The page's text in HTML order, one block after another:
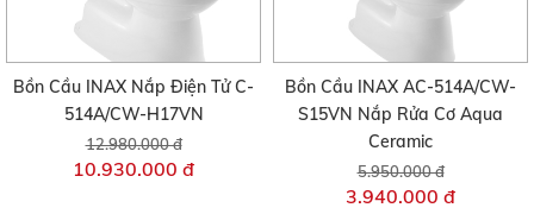
Bồn Cầu INAX Nắp Điện Tử C-
514A/CW-H17VN
12.980.000 đ
10.930.000 đ
Bồn Cầu INAX AC-514A/CW-
S15VN Nắp Rửa Cơ Aqua
Ceramic
5.950.000 đ
3.940.000 đ